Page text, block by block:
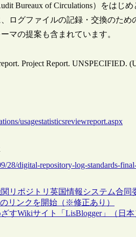
Bureaux of Circulations）をはじ
ログファイルの記録・交換のた
マの提案も含まれています。
Project Report. UNSPECIFIED.
usagestatisticsreviewreport.aspx
28/digital-repository-log-standards-
リポジトリ 英国情報システム合同
リンクを開始（※修正あり）
すWikiサイト「LisBlogger」（日本